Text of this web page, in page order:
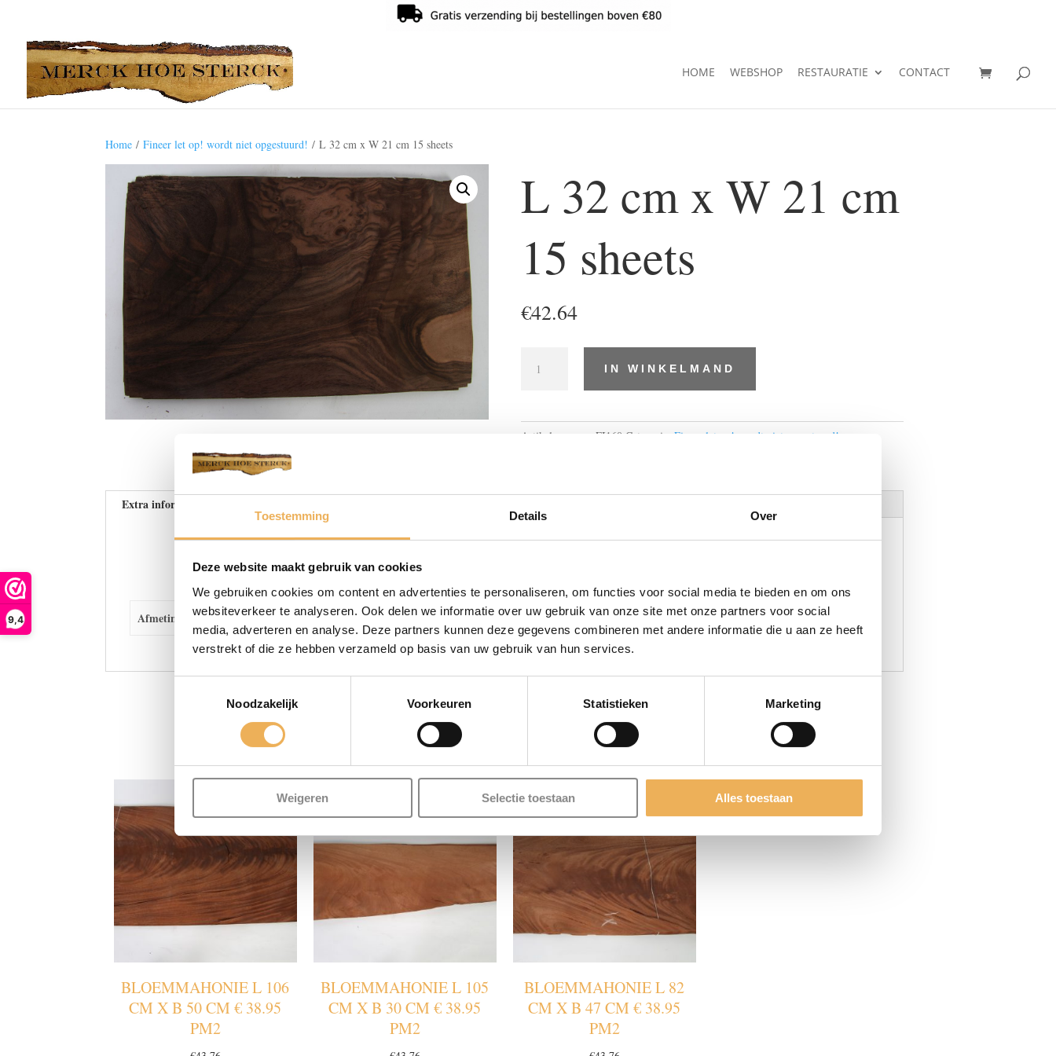
Toestemming Details Over
Deze website maakt gebruik van cookies
We gebruiken cookies om content en advertenties te personaliseren, om functies voor social media te bieden en om ons
websiteverkeer te analyseren. Ook delen we informatie over uw gebruik van onze site met onze partners voor social
media, adverteren en analyse. Deze partners kunnen deze gegevens combineren met andere informatie die u aan ze heeft
verstrekt of die ze hebben verzameld op basis van uw gebruik van hun services.
Noodzakelijk
Voorkeuren Statistieken Marketing
Weigeren Selectie toestaan Alles toestaan
9,4
HOME WEBSHOP RESTAURATIE CONTACT
Home /Fineer let op! wordt niet opgestuurd! / L 32 cm x W 21 cm 15 sheets
L 32 cm x W 21 cm
15 sheets
€42.64
sheets
aantal
IN WINKELMAND
Artikelnummer: FI160 Categorie: Fineer let op! wordt niet opgestuurd!
Extra informatie
EXTRA INFORMATIE
Afmetingen 32 × 21 cm
GERELATEERDE PRODUCTEN
BLOEMMAHONIE L 106
CM X B 50 CM € 38.95
PM2
BLOEMMAHONIE L 105
CM X B 30 CM € 38.95
PM2
BLOEMMAHONIE L 82
CM X B 47 CM € 38.95
PM2